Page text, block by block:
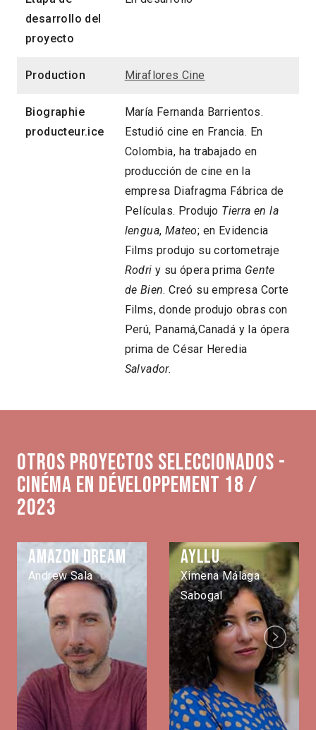
desarrollo del
proyecto
Production Miraflores Cine
Biographie
producteur.ice
María Fernanda Barrientos.
Estudió cine en Francia. En
Colombia, ha trabajado en
producción de cine en la
empresa Diafragma Fábrica de
Películas. Produjo Tierra en la
lengua, Mateo; en Evidencia
Films produjo su cortometraje
Rodriy su ópera prima Gente
de Bien. Creó su empresa Corte
Films, donde produjo obras con
Perú, Panamá,Canadá y la ópera
prima de César Heredia
Salvador.
Otros proyectos seleccionados -
Cinéma en développement 18 /
2023
Amazon Dream
Andrew Sala
Ayllu
Ximena Málaga
Sabogal
Next